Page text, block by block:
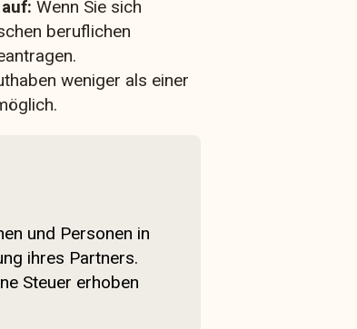
Wenn Sie sich
beruflichen
weniger als einer
und Personen in
ihres Partners.
Steuer erhoben